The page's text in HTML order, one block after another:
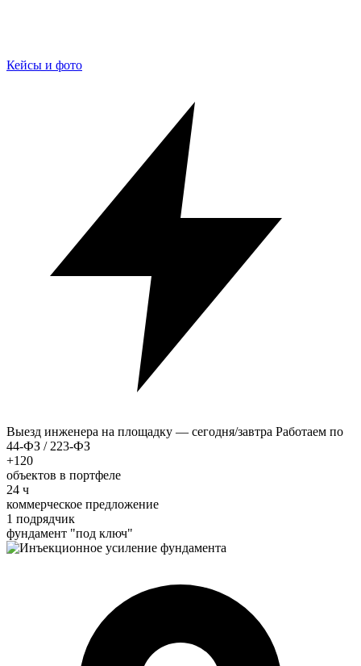
Кейсы и фото
Выезд инженера на площадку — сегодня/завтра Работаем по
44-ФЗ / 223-ФЗ
+120
объектов в портфеле
24 ч
коммерческое предложение
1 подрядчик
фундамент "под ключ"